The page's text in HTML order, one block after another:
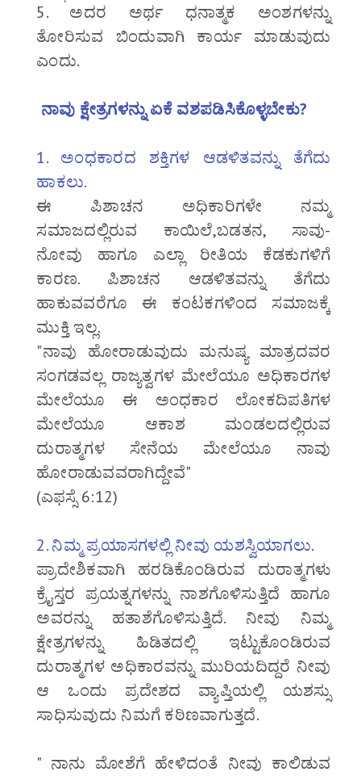
5. ಅದರ ಅರ್ಥ ಧನಾತ್ಮಕ ಅಂಶಗಳನ್ನು
ತೋರಿಸುವ ಬಿಂದುವಾಗಿ ಕಾರ್ಯ ಮಾಡುವುದು
ಎಂದು.
ನಾವು ಕ್ಷೇತ್ರಗಳನ್ನು ಏಕೆ ವಶಪಡಿಸಿಕೊಳ್ಳಬೇಕು?
1. ಅಂಧಕಾರದ ಶಕ್ತಿಗಳ ಆಡಳಿತವನ್ನು ತೆಗೆದು
ಹಾಕಲು.
ಈ ಪಿಶಾಚನ ಅಧಿಕಾರಿಗಳೇ ನಮ್ಮ
ಸಮಾಜದಲ್ಲಿರುವ ಕಾಯಿಲೆ,ಬಡತನ, ಸಾವು-
ನೋವು ಹಾಗೂ ಎಲ್ಲಾ ರೀತಿಯ ಕೆಡಕುಗಳಿಗೆ
ಕಾರಣ. ಪಿಶಾಚನ ಆಡಳಿತವನ್ನು ತೆಗೆದು
ಹಾಕುವವರೆಗೂ ಈ ಕಂಟಕಗಳಿಂದ ಸಮಾಜಕ್ಕೆ
ಮುಕ್ತಿ ಇಲ್ಲ.
"ನಾವು ಹೋರಾಡುವುದು ಮನುಷ್ಯ ಮಾತ್ರದವರ
ಸಂಗಡವಲ್ಲ ರಾಜ್ಯತ್ವಗಳ ಮೇಲೆಯೂ ಅಧಿಕಾರಗಳ
ಮೇಲೆಯೂ ಈ ಅಂಧಕಾರ ಲೋಕದಿಪತಿಗಳ
ಮೇಲೆಯೂ ಆಕಾಶ ಮಂಡಲದಲ್ಲಿರುವ
ದುರಾತ್ಮಗಳ ಸೇನೆಯ ಮೇಲೆಯೂ ನಾವು
ಹೋರಾಡುವವರಾಗಿದ್ದೇವೆ"
(ಎಫಸ್ಸೆ 6:12)
2. ನಿಮ್ಮ ಪ್ರಯಾಸಗಳಲ್ಲಿ ನೀವು ಯಶಸ್ವಿಯಾಗಲು.
ಪ್ರಾದೇಶಿಕವಾಗಿ ಹರಡಿಕೊಂಡಿರುವ ದುರಾತ್ಮಗಳು
ಕ್ರೈಸ್ತರ ಪ್ರಯತ್ನಗಳನ್ನು ನಾಶಗೊಳಿಸುತ್ತಿದೆ ಹಾಗೂ
ಅವರನ್ನು ಹತಾಶೆಗೊಳಿಸುತ್ತಿದೆ. ನೀವು ನಿಮ್ಮ
ಕ್ಷೇತ್ರಗಳನ್ನು ಹಿಡಿತದಲ್ಲಿ ಇಟ್ಟುಕೊಂಡಿರುವ
ದುರಾತ್ಮಗಳ ಅಧಿಕಾರವನ್ನು ಮುರಿಯದಿದ್ದರೆ ನೀವು
ಆ ಒಂದು ಪ್ರದೇಶದ ವ್ಯಾಪ್ತಿಯಲ್ಲಿ ಯಶಸ್ಸು
ಸಾಧಿಸುವುದು ನಿಮಗೆ ಕಠಿಣವಾಗುತ್ತದೆ.
" ನಾನು ಮೋಶೆಗೆ ಹೇಳಿದಂತೆ ನೀವು ಕಾಲಿಡುವ